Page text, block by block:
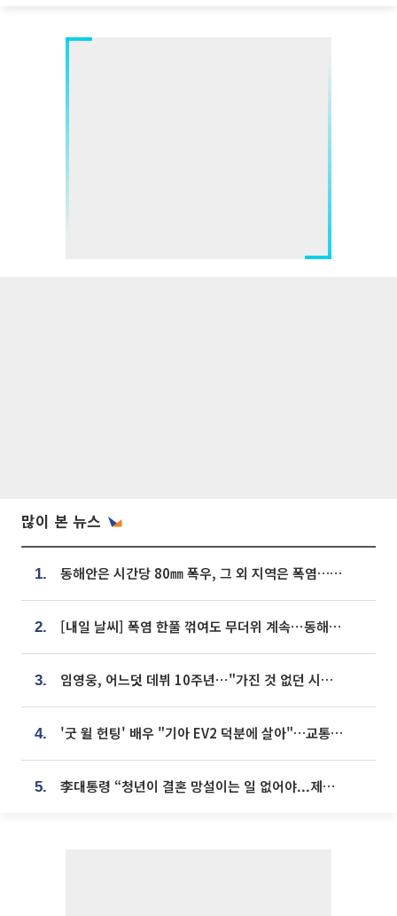
많이 본 뉴스
1. 동해안은 시간당 80㎜ 폭우, 그 외 지역은 폭염…‘극과 극 날씨’
2. [내일 날씨] 폭염 한풀 꺾여도 무더위 계속⋯동해안 이틀 연속 비
3. 임영웅, 어느덧 데뷔 10주년⋯"가진 것 없던 시절, 내 앞엔 20명의 팬뿐"
4. '굿 윌 헌팅' 배우 "기아 EV2 덕분에 살아"…교통사고 후 안전성 극찬
5. 李대통령 “청년이 결혼 망설이는 일 없어야...제도상 불이익 조사”